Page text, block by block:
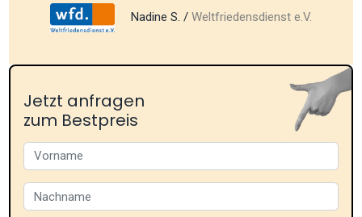
Nadine S. / Weltfriedensdienst e.V.
Jetzt anfragen
zum Bestpreis